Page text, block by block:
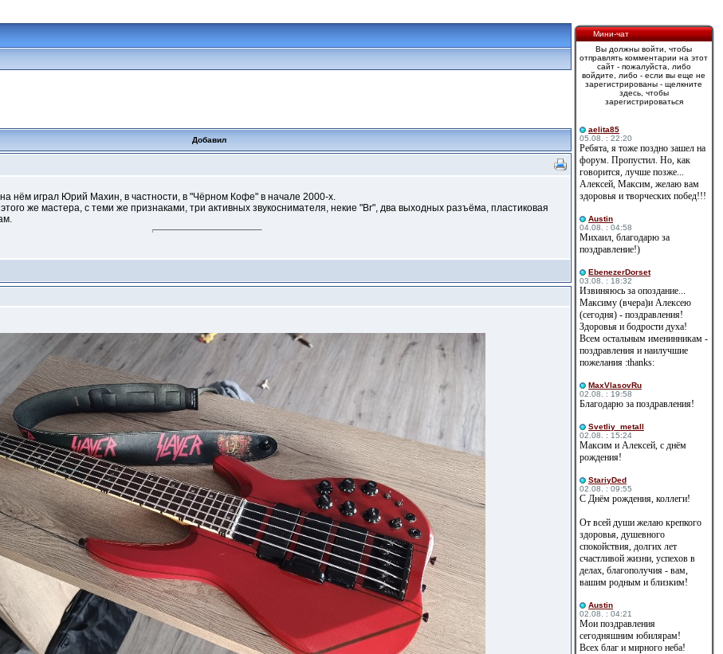
Добавил
нём играл Юрий Махин, в частности, в "Чёрном Кофе" в начале 2000-х.
же мастера, с теми же признаками, три активных звукоснимателя, некие "Br", два выходных разъёма, пластиковая
Мини-чат
Вы должны войти, чтобы
отправлять комментарии на этот
сайт - пожалуйста, либо
войдите, либо - если вы еще не
зарегистрированы - щелкните
здесь, чтобы
зарегистрироваться
aelita85
05.08. : 22:20
Ребята, я тоже поздно зашел на
форум. Пропустил. Но, как
говорится, лучше позже...
Алексей, Максим, желаю вам
здоровья и творческих побед!!!
Austin
04.08. : 04:58
Михаил, благодарю за
поздравление!)
EbenezerDorset
03.08. : 18:32
Извиняюсь за опоздание...
Максиму (вчера)и Алексею
(сегодня) - поздравления!
Здоровья и бодрости духа!
Всем остальным именинникам -
поздравления и наилучшие
пожелания :thanks:
MaxVlasovRu
02.08. : 19:58
Благодарю за поздравления!
Svetliy_metall
02.08. : 15:24
Максим и Алексей, с днём
рождения!
StariyDed
02.08. : 09:55
С Днём рождения, коллеги!
От всей души желаю крепкого
здоровья, душевного
спокойствия, долгих лет
счастливой жизни, успехов в
делах, благополучия - вам,
вашим родным и близким!
Austin
02.08. : 04:21
Мои поздравления
сегодняшним юбилярам!
Всех благ и мирного неба!